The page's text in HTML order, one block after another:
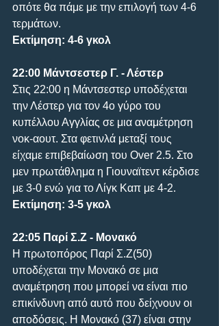
οπότε θα πάμε με την επιλογή των 4-6
τερμάτων.
Εκτίμηση: 4-6 γκολ
22:00 Μάντσεστερ Γ. - Λέστερ
Στις 22:00 η Μάντσεστερ υποδέχεται
την Λέστερ για τον 4ο γύρο του
κυπέλλου Αγγλίας σε μια αναμέτρηση
νοκ-αουτ. Στα φετινλά μεταξί τους
είχαμε επιβεβαίωση του Over 2.5. Στο
μεν πρωτάθλημα η Γιουναϊτεντ κέρδισε
με 3-0 ενώ για το Λίγκ Καπ με 4-2.
Εκτίμηση: 3-5 γκολ
22:05 Παρί Σ.Ζ - Μονακό
Η πρωτοπόρος Παρί Σ.Ζ(50)
υποδέχεται την Μονακό σε μια
αναμέτρηση που μπορεί να είναι πιο
επικίνδυνη από αυτό που δείχνουν οι
αποδόσεις. Η Μονακό (37) είναι στην